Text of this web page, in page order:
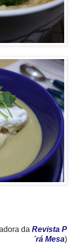
da Revista P
´rá Mesa)